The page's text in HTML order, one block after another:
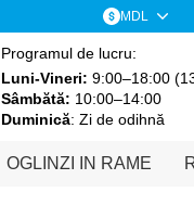
MDL
Programul de lucru:
Luni-Vineri: 9:00–18:00
Sâmbătă: 10:00–14:00
Duminică: Zi de odihnă
OGLINZI IN RAME